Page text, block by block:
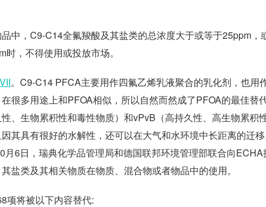
中，C9-C14全氟羧酸及其盐类的总浓度大于或等于25ppm，
，不得使用或投放市场。
。C9-C14 PFCA主要用作四氟乙烯乳液聚合的乳化剂，也用
很多用途上和PFOA相似，所以自然而然成了PFOA的最佳替
、生物累积性和毒性物质）和vPvB（高持久性、高生物累积
其具有很好的水解性，还可以在大气和水环境中长距离的迁
6日，瑞典化学品管理局和德国联邦环境管理部联合向ECHA
盐类及其相关物质在物质、混合物或者物品中的使用。
项将被以下内容替代: